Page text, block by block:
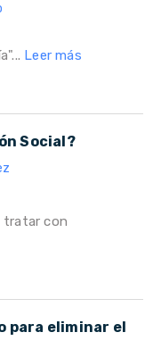
Leer más
Social?
tratar con
para eliminar el